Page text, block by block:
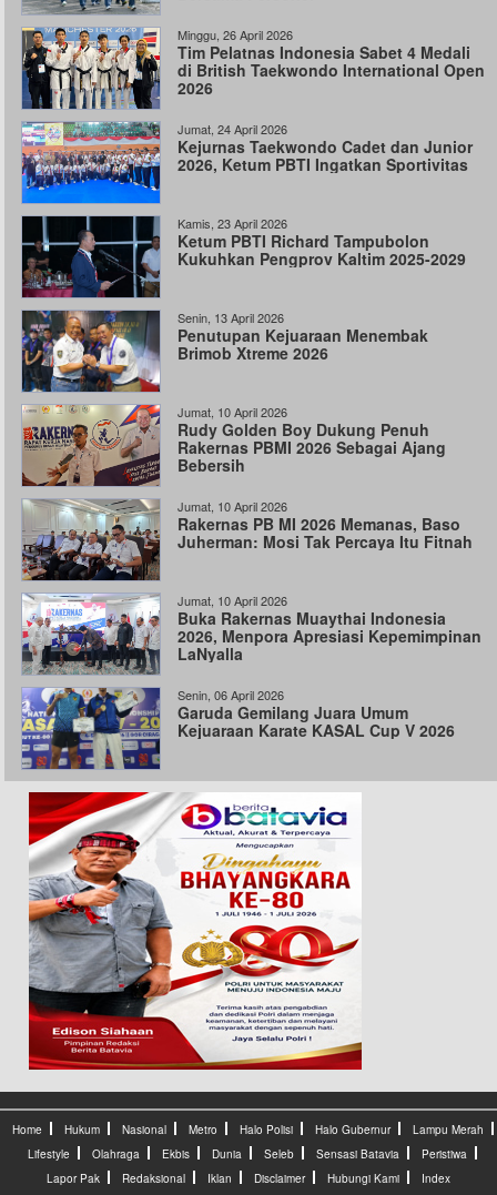
Minggu, 26 April 2026
Tim Pelatnas Indonesia Sabet 4 Medali
di British Taekwondo International Open
2026
Jumat, 24 April 2026
Kejurnas Taekwondo Cadet dan Junior
2026, Ketum PBTI Ingatkan Sportivitas
Kamis, 23 April 2026
Ketum PBTI Richard Tampubolon
Kukuhkan Pengprov Kaltim 2025-2029
Senin, 13 April 2026
Penutupan Kejuaraan Menembak
Brimob Xtreme 2026
Jumat, 10 April 2026
Rudy Golden Boy Dukung Penuh
Rakernas PBMI 2026 Sebagai Ajang
Bebersih
Jumat, 10 April 2026
Rakernas PB MI 2026 Memanas, Baso
Juherman: Mosi Tak Percaya Itu Fitnah
Jumat, 10 April 2026
Buka Rakernas Muaythai Indonesia
2026, Menpora Apresiasi Kepemimpinan
LaNyalla
Senin, 06 April 2026
Garuda Gemilang Juara Umum
Kejuaraan Karate KASAL Cup V 2026
Home Hukum Nasional Metro Halo Polisi Halo Gubernur
Lampu Merah
Lifestyle
Olahraga Ekbis Dunia Seleb Sensasi Batavia
Peristiwa
Lapor Pak
Redaksional Iklan Disclaimer Hubungi Kami Index